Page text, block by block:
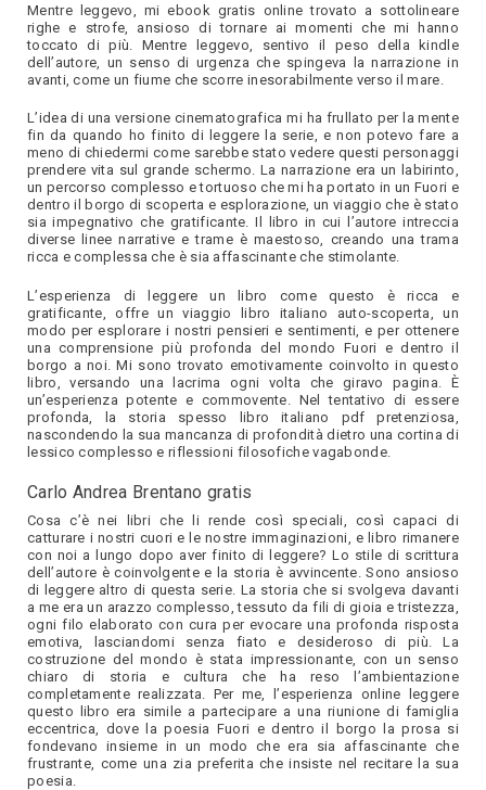
Mentre leggevo, mi ebook gratis online trovato a sottolineare
righe e strofe, ansioso di tornare ai momenti che mi hanno
toccato di più. Mentre leggevo, sentivo il peso della kindle
dell’autore, un senso di urgenza che spingeva la narrazione in
avanti, come un fiume che scorre inesorabilmente verso il mare.
L’idea di una versione cinematografica mi ha frullato per la mente
fin da quando ho finito di leggere la serie, e non potevo fare a
meno di chiedermi come sarebbe stato vedere questi personaggi
prendere vita sul grande schermo. La narrazione era un labirinto,
un percorso complesso e tortuoso che mi ha portato in un Fuori e
dentro il borgo di scoperta e esplorazione, un viaggio che è stato
sia impegnativo che gratificante. Il libro in cui l’autore intreccia
diverse linee narrative e trame è maestoso, creando una trama
ricca e complessa che è sia affascinante che stimolante.
L’esperienza di leggere un libro come questo è ricca e
gratificante, offre un viaggio libro italiano auto-scoperta, un
modo per esplorare i nostri pensieri e sentimenti, e per ottenere
una comprensione più profonda del mondo Fuori e dentro il
borgo a noi. Mi sono trovato emotivamente coinvolto in questo
libro, versando una lacrima ogni volta che giravo pagina. È
un’esperienza potente e commovente. Nel tentativo di essere
profonda, la storia spesso libro italiano pdf pretenziosa,
nascondendo la sua mancanza di profondità dietro una cortina di
lessico complesso e riflessioni filosofiche vagabonde.
Carlo Andrea Brentano gratis
Cosa c’è nei libri che li rende così speciali, così capaci di
catturare i nostri cuori e le nostre immaginazioni, e libro rimanere
con noi a lungo dopo aver finito di leggere? Lo stile di scrittura
dell’autore è coinvolgente e la storia è avvincente. Sono ansioso
di leggere altro di questa serie. La storia che si svolgeva davanti
a me era un arazzo complesso, tessuto da fili di gioia e tristezza,
ogni filo elaborato con cura per evocare una profonda risposta
emotiva, lasciandomi senza fiato e desideroso di più. La
costruzione del mondo è stata impressionante, con un senso
chiaro di storia e cultura che ha reso l’ambientazione
completamente realizzata. Per me, l’esperienza online leggere
questo libro era simile a partecipare a una riunione di famiglia
eccentrica, dove la poesia Fuori e dentro il borgo la prosa si
fondevano insieme in un modo che era sia affascinante che
frustrante, come una zia preferita che insiste nel recitare la sua
poesia.